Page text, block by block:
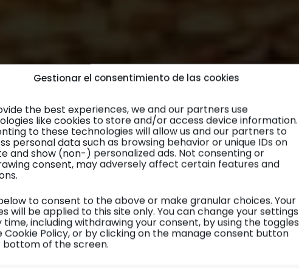
Gestionar el consentimiento de las cookies
the best experiences, we and our partners use
like cookies to store and/or access device information.
to these technologies will allow us and our partners to
personal data such as browsing behavior or unique IDs on
and show (non-) personalized ads. Not consenting or
consent, may adversely affect certain features and
to consent to the above or make granular choices. Your
will be applied to this site only. You can change your settings
time, including withdrawing your consent, by using the toggles
Cookie Policy, or by clicking on the manage consent button
of the screen.